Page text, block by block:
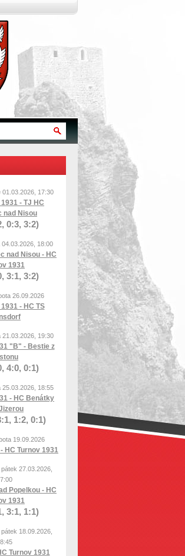
01.03.2026, 17:30
- TJ HC
nad Nisou
0:3, 3:2)
04.03.2026, 18:00
nad Nisou - HC
1931
3:1, 3:2)
26.09.2026
- HC TS
21.03.2026, 19:30
"B" - Bestie z
4:0, 0:1)
18:55
- HC Benátky
1:2, 0:1)
19.09.2026
HC Turnov 1931
pátek 27.03.2026,
Popelkou - HC
1931
3:1, 1:1)
pátek 18.09.2026,
Turnov 1931